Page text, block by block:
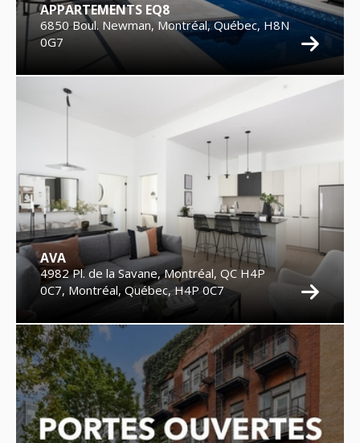
APPARTEMENTS EQ8
6850 Boul. Newman, Montréal, Québec, H8N
0G7
AVA
4982 Pl. de la Savane, Montréal, QC H4P
0C7, Montréal, Québec, H4P 0C7